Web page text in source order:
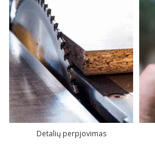
Detalių perpjovimas